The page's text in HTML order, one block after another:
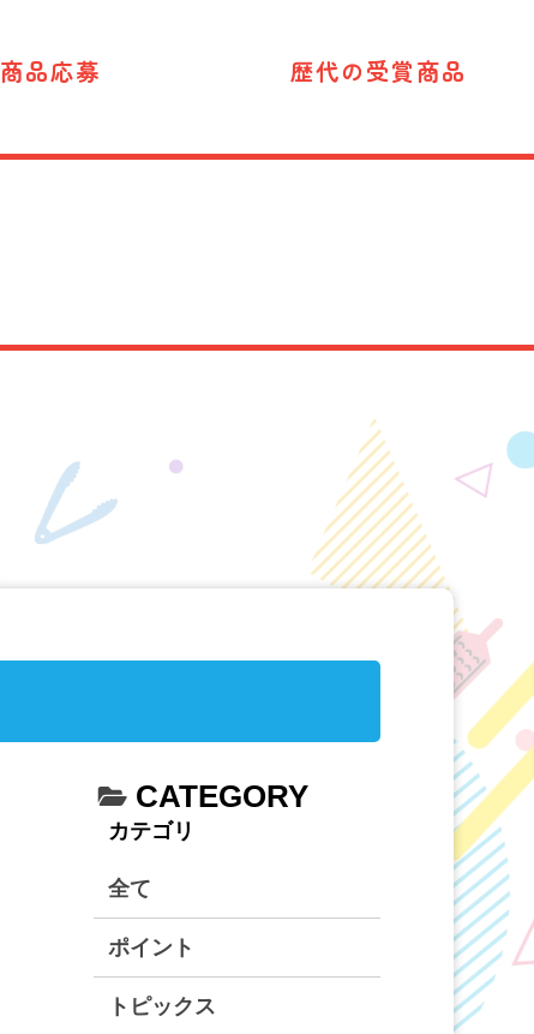
商品応募 歴代の受賞商品
CATEGORY
カテゴリ
全て
ポイント
トピックス